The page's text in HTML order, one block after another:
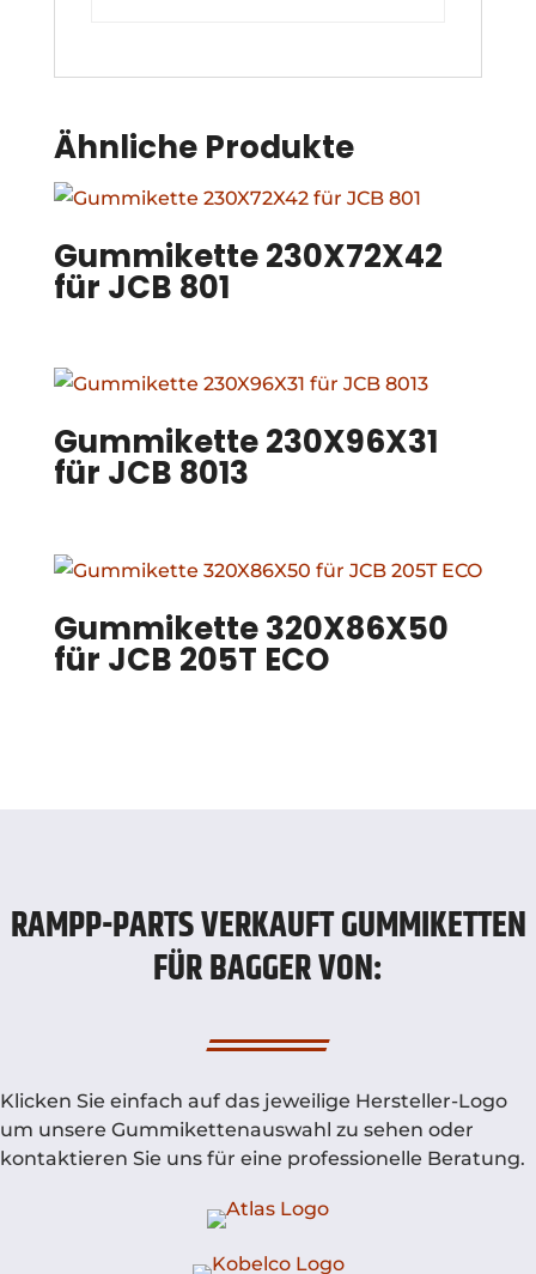
Ähnliche Produkte
Gummikette 230X72X42
für JCB 801
Gummikette 230X96X31
für JCB 8013
Gummikette 320X86X50
für JCB 205T ECO
RAMPP-PARTS VERKAUFT GUMMIKETTEN
FÜR BAGGER VON:
Klicken Sie einfach auf das jeweilige Hersteller-Logo
um unsere Gummikettenauswahl zu sehen oder
kontaktieren Sie uns für eine professionelle Beratung.